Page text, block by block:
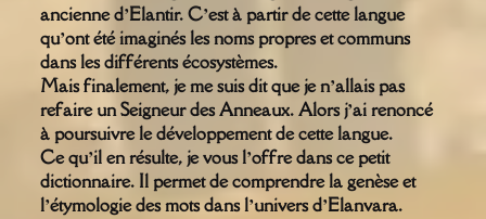
ancienne d’Elantir. C’est à partir de cette langue
qu’ont été imaginés les noms propres et communs
dans les différents écosystèmes.
Mais finalement, je me suis dit que je n’allais pas
refaire un Seigneur des Anneaux. Alors j’ai renoncé
à poursuivre le développement de cette langue.
Ce qu’il en résulte, je vous l’offre dans ce petit
dictionnaire. Il permet de comprendre la genèse et
l’étymologie des mots dans l’univers d’Elanvara.